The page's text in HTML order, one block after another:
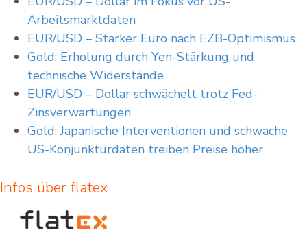
Arbeitsmarktdaten
EUR/USD – Starker Euro nach EZB-Optimismus
Gold: Erholung durch Yen-Stärkung und
technische Widerstände
EUR/USD – Dollar schwächelt trotz Fed-
Zinsverwartungen
Gold: Japanische Interventionen und schwache
US-Konjunkturdaten treiben Preise höher
Infos über flatex